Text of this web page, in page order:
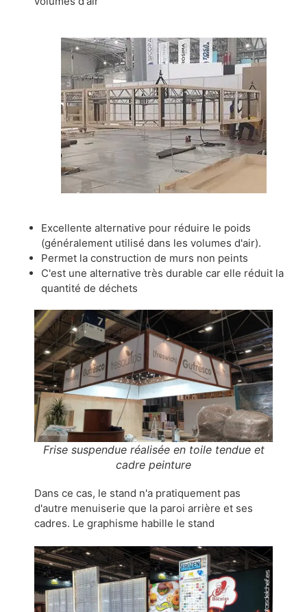
Excellente alternative pour réduire le poids
(généralement utilisé dans les volumes d'air).
Permet la construction de murs non peints
C'est une alternative très durable car elle réduit la
quantité de déchets
Frise suspendue réalisée en toile tendue et
cadre peinture
Dans ce cas, le stand n'a pratiquement pas
d'autre menuiserie que la paroi arrière et ses
cadres. Le graphisme habille le stand